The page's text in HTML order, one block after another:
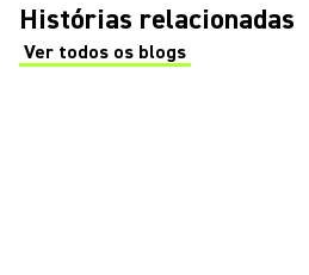
Histórias relacionadas
Ver todos os blogs
(Opens in a new tab)